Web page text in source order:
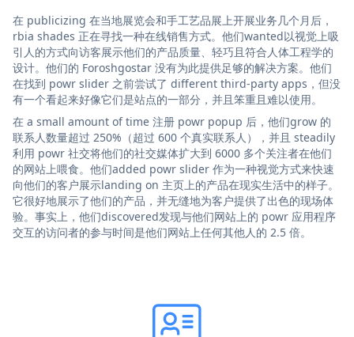
在 publicizing 在当地展览会和手工艺品展上开展业务几个月后，
rbia shades 正在寻找一种在线销售方式。他们wanted以视觉上吸
引人的方式向访客展示他们的产品质量、轻巧且符合人体工程学的
设计。他们的 Foroshgostar 没有为此提供足够的解决方案。他们
在找到 powr slider 之前尝试了 different third-party apps，但没
有一个看起来好像它们是站点的一部分，并且笨重且难以使用。
在 a small amount of time 注册 powr popup 后，他们grow 的
联系人数量超过 250%（超过 600 个真实联系人），并且 steadily
利用 powr 社交将他们的社交媒体扩大到 6000 多个关注者在他们
的网站上喂食。他们added powr slider 作为一种视觉方式来快速
向他们的客户展示landing on 主页上的产品在现实生活中的样子。
它很好地展示了他们的产品，并无缝地为客户提供了出色的现场体
验。事实上，他们discovered发现与他们网站上的 powr 应用程序
交互的访问者的参与时间是他们网站上任何其他人的 2.5 倍。